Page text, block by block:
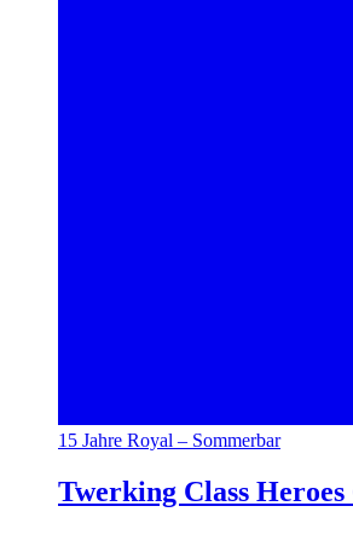
15 Jahre Royal – Sommerbar
Twerking Class